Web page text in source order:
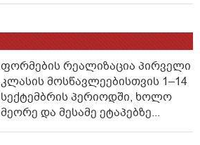
ფორმების რეალიზაცია პირველი
კლასის მოსწავლეებისთვის 1–14
სექტემბრის პერიოდში, ხოლო
მეორე და მესამე ეტაპებზე...